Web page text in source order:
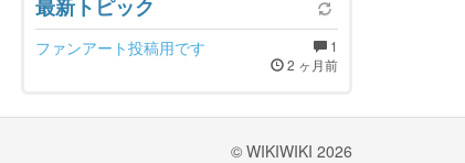
最新トピック
1
2 ヶ月前
ファンアート投稿用です
© WIKIWIKI 2026